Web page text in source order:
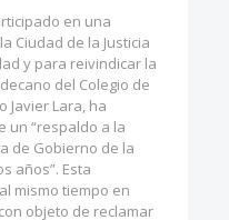
en una
Ciudad de la Justicia
y para reivindicar la
del Colegio de
Javier Lara, ha
un “respaldo a la
de Gobierno de la
años”. Esta
mismo tiempo en
objeto de reclamar